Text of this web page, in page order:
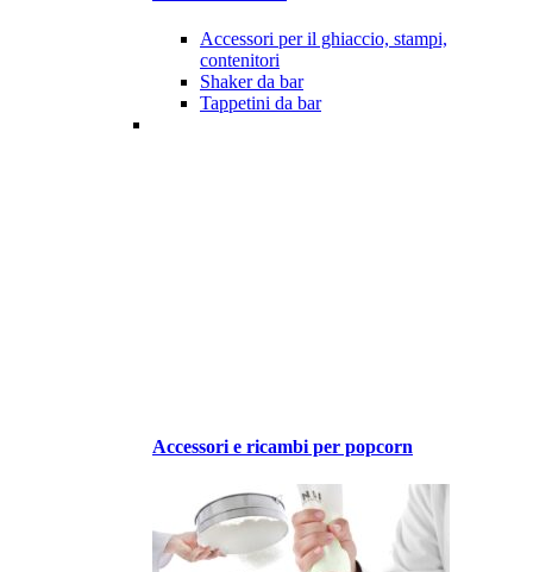
Accessori per il ghiaccio, stampi,
contenitori
Shaker da bar
Tappetini da bar
Accessori e ricambi per popcorn